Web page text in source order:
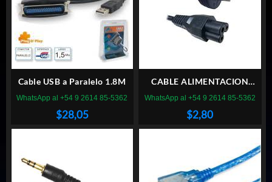
Cable USB a Paralelo 1.8M
$28,05
WhatsApp al +54 9 2614 85-5362
CABLE ALIMENTACION
PARA CARGADOR
NOTEBOOK TIPO
TREBOL/MICKEY
$2,80
WhatsApp al +54 9 2614 85-5362